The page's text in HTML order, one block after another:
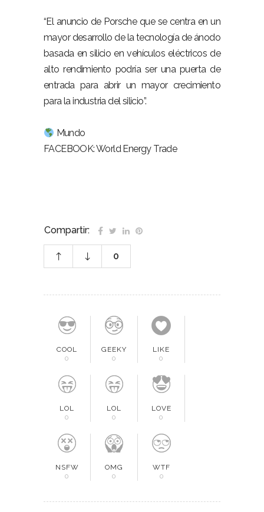
“El anuncio de Porsche que se centra en un
mayor desarrollo de la tecnología de ánodo
basada en silicio en vehículos eléctricos de
alto rendimiento podría ser una puerta de
entrada para abrir un mayor crecimiento
para la industria del silicio”.
Mundo
FACEBOOK: World Energy Trade
Compartir:
0
COOL
0
GEEKY
0
LIKE
0
LOL
0
LOL
0
LOVE
0
NSFW
0
OMG
0
WTF
0